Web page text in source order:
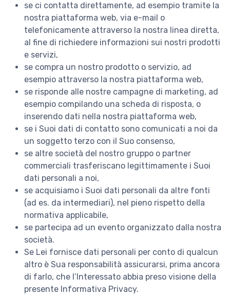
se ci contatta direttamente, ad esempio tramite la
nostra piattaforma web, via e-mail o
telefonicamente attraverso la nostra linea diretta,
al fine di richiedere informazioni sui nostri prodotti
e servizi,
se compra un nostro prodotto o servizio, ad
esempio attraverso la nostra piattaforma web,
se risponde alle nostre campagne di marketing, ad
esempio compilando una scheda di risposta, o
inserendo dati nella nostra piattaforma web,
se i Suoi dati di contatto sono comunicati a noi da
un soggetto terzo con il Suo consenso,
se altre società del nostro gruppo o partner
commerciali trasferiscano legittimamente i Suoi
dati personali a noi,
se acquisiamo i Suoi dati personali da altre fonti
(ad es. da intermediari), nel pieno rispetto della
normativa applicabile,
se partecipa ad un evento organizzato dalla nostra
società.
Se Lei fornisce dati personali per conto di qualcun
altro è Sua responsabilità assicurarsi, prima ancora
di farlo, che l’Interessato abbia preso visione della
presente Informativa Privacy.